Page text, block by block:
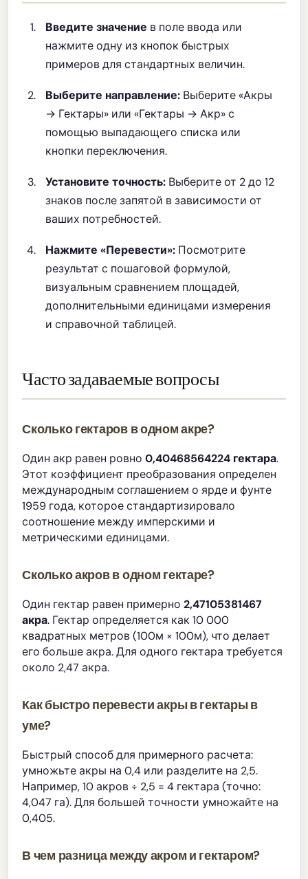
Введите значение в поле ввода или
нажмите одну из кнопок быстрых
примеров для стандартных величин.
Выберите направление: Выберите «Акры
→ Гектары» или «Гектары → Акр» с
помощью выпадающего списка или
кнопки переключения.
Установите точность: Выберите от 2 до 12
знаков после запятой в зависимости от
ваших потребностей.
Нажмите «Перевести»: Посмотрите
результат с пошаговой формулой,
визуальным сравнением площадей,
дополнительными единицами измерения
и справочной таблицей.
Часто задаваемые вопросы
Сколько гектаров в одном акре?
Один акр равен ровно0,40468564224 гектара.
Этот коэффициент преобразования определен
международным соглашением о ярде и фунте
1959 года, которое стандартизировало
соотношение между имперскими и
метрическими единицами.
Сколько акров в одном гектаре?
Один гектар равен примерно2,47105381467
акра. Гектар определяется как 10 000
квадратных метров (100м × 100м), что делает
его больше акра. Для одного гектара требуется
около 2,47 акра.
Как быстро перевести акры в гектары в
уме?
Быстрый способ для примерного расчета:
умножьте акры на 0,4 или разделите на 2,5.
Например, 10 акров ÷ 2,5 = 4 гектара (точно:
4,047 га). Для большей точности умножайте на
0,405.
В чем разница между акром и гектаром?